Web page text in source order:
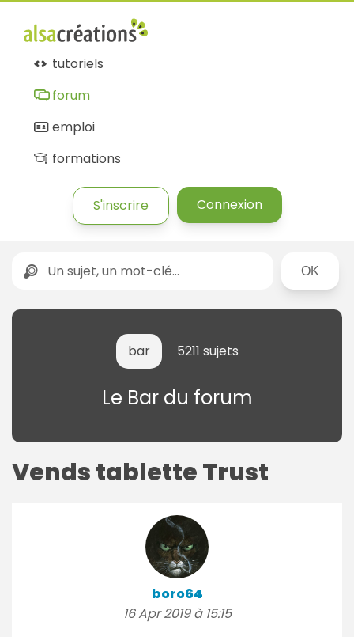
tutoriels
forum
emploi
formations
S'inscrire Connexion
Rechercher
bar 5211 sujets
Le Bar du forum
Vends tablette Trust
boro64
16 Apr 2019 à 15:15